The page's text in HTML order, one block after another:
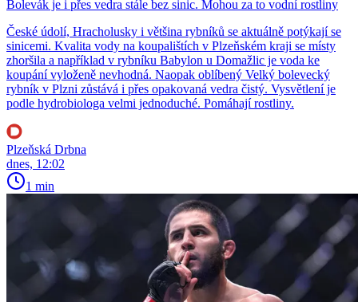
Bolevák je i přes vedra stále bez sinic. Mohou za to vodní rostliny
České údolí, Hracholusky i většina rybníků se aktuálně potýkají se
sinicemi. Kvalita vody na koupalištích v Plzeňském kraji se místy
zhoršila a například v rybníku Babylon u Domažlic je voda ke
koupání vyloženě nevhodná. Naopak oblíbený Velký bolevecký
rybník v Plzni zůstává i přes opakovaná vedra čistý. Vysvětlení je
podle hydrobiologa velmi jednoduché. Pomáhají rostliny.
Plzeňská Drbna
dnes, 12:02
1 min